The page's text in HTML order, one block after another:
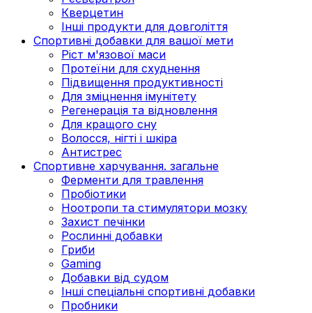
Кверцетин
Інші продукти для довголіття
Спортивні добавки для вашої мети
Ріст м'язової маси
Протеїни для схуднення
Підвищення продуктивності
Для зміцнення імунітету
Регенерація та відновлення
Для кращого сну
Волосся, нігті і шкіра
Антистрес
Спортивне харчування. загальне
Ферменти для травлення
Пробіотики
Ноотропи та стимулятори мозку
Захист печінки
Рослинні добавки
Гриби
Gaming
Добавки від судом
Інші спеціальні спортивні добавки
Пробники